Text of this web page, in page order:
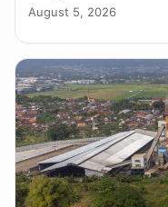
August 5, 2026